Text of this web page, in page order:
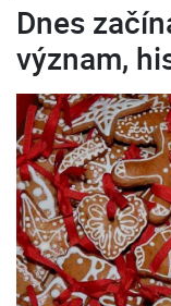
Dnes
význam,